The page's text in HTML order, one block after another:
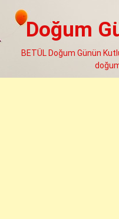
Doğum
BETÜL Doğum Günün